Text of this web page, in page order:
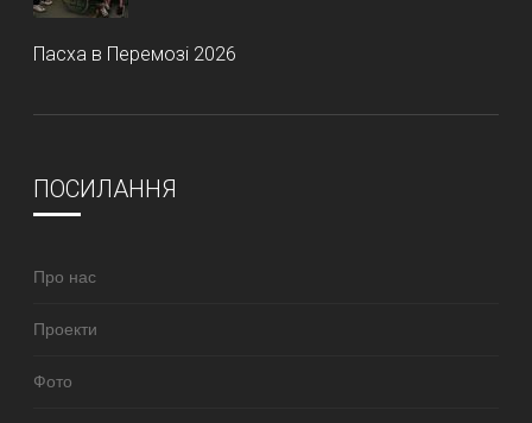
Пасха в Перемозі 2026
ПОСИЛАННЯ
Про нас
Проекти
Фото